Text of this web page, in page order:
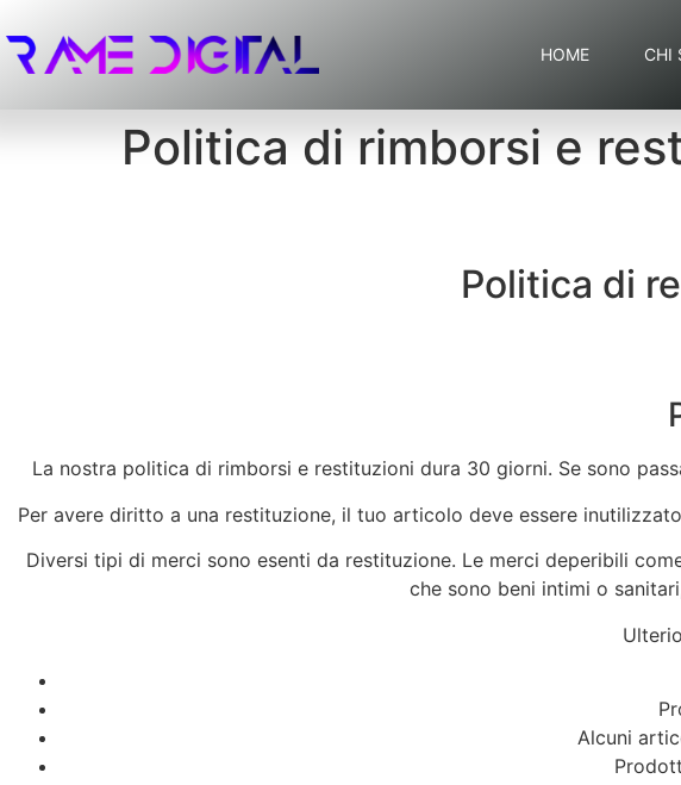
HOME CHI
Politica di rimborsi e
Politica di
La nostra politica di rimborsi e restituzioni dura 30 giorni. Se sono
Per avere diritto a una restituzione, il tuo articolo deve essere
Diversi tipi di merci sono esenti da restituzione. Le merci deperibili
che sono beni intimi o
Alcuni